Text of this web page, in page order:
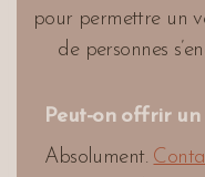
pour permettre un
de personnes
Peut-on offrir un
Absolument.